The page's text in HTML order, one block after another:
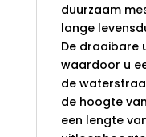
duurzaam
lange
De draaibare
waardoor u
de
de hoogte
een lengte